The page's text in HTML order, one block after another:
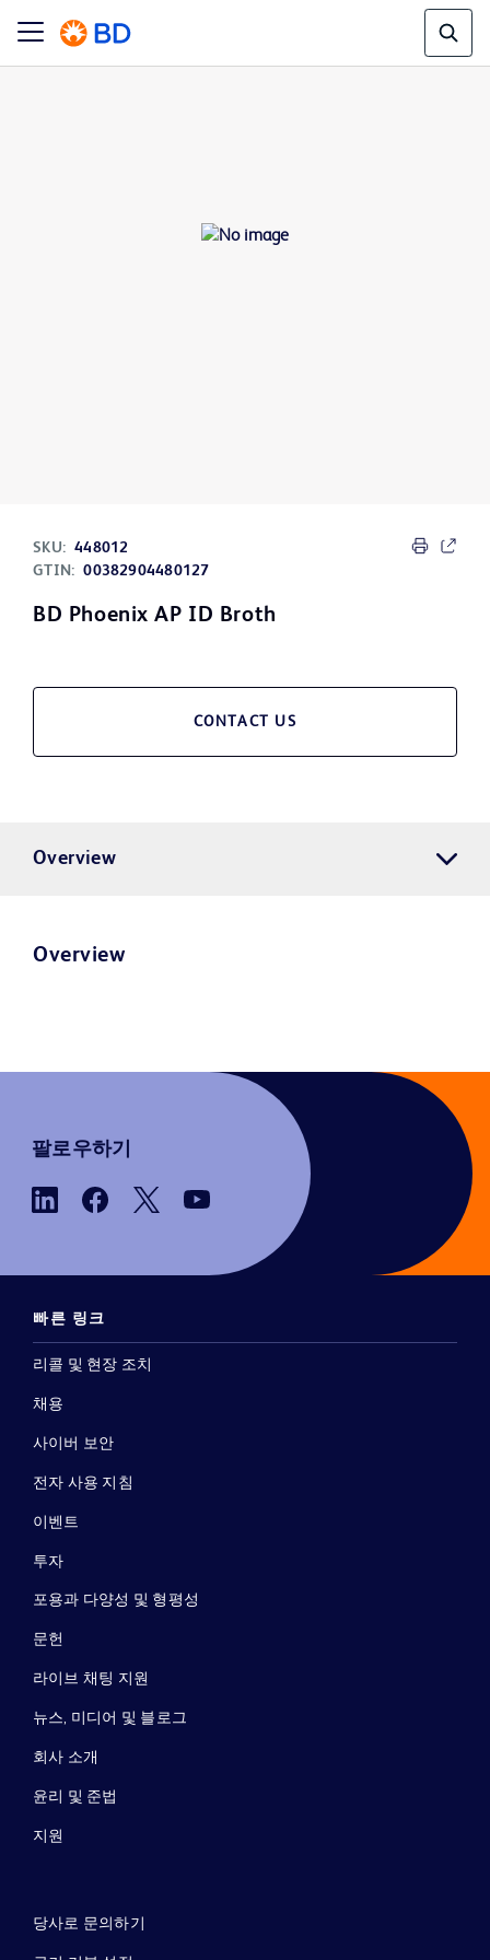
SKU: 448012
GTIN: 00382904480127
BD Phoenix AP ID Broth
CONTACT US
Overview
Overview
팔로우하기
빠른 링크
리콜 및 현장 조치
채용
사이버 보안
전자 사용 지침
이벤트
투자
포용과 다양성 및 형평성
문헌
라이브 채팅 지원
뉴스, 미디어 및 블로그
회사 소개
윤리 및 준법
지원
당사로 문의하기